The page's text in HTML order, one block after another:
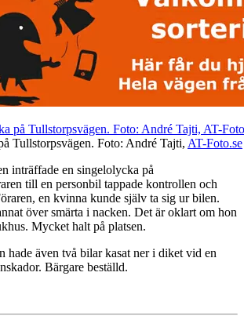
Tullstorpsvägen. Foto: André Tajti, AT-Foto.se
inträffade en singelolycka på
till en personbil tappade kontrollen och
en kvinna kunde själv ta sig ur bilen.
över smärta i nacken. Det är oklart om hon
Mycket halt på platsen.
hade även två bilar kasat ner i diket vid en
Bärgare beställd.